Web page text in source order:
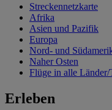
Streckennetzkarte
Afrika
Asien und Pazifik
Europa
Nord- und
Naher Osten
Flüge in alle Länder/
Erleben